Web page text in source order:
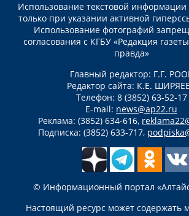
Использование текстовой
только при указании активной
Использование фотографий
согласования с КГБУ «Редакция
правда»
Главный редактор: Г.Г.
Редактор сайта: К.Е.
Телефон: 8 (3852) 63-52-17
E-mail: news@ap22.ru
Реклама: (3852) 634-616,
Подписка: (3852) 633-717,
© Информационный портал
Настоящий ресурс может содержать